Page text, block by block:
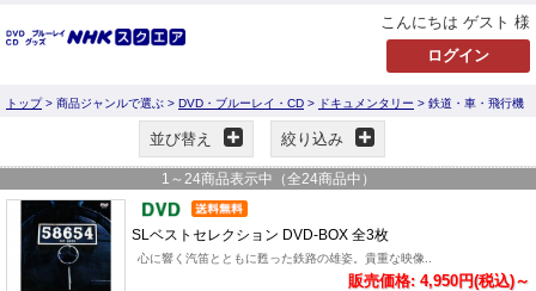
こんにちは ゲスト 様
トップ> 商品ジャンルで選ぶ > DVD・ブルーレイ・CD > ドキュメンタリー > 鉄道・車・飛行機
並び替え 絞り込み
1 ～ 24商品表示中（全24商品中）
SLベストセレクション DVD-BOX 全3枚
心に響く汽笛とともに甦った鉄路の雄姿。貴重な映像..
販売価格: 4,950円(税込)～